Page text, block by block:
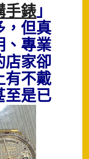
手錶」
，但真
、專業
店家卻
有不戴
至是已